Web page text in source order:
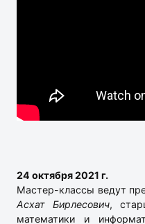
24 октября 2021 г.
Мастер-классы ведут
Асхат Бирлесович,
математики и